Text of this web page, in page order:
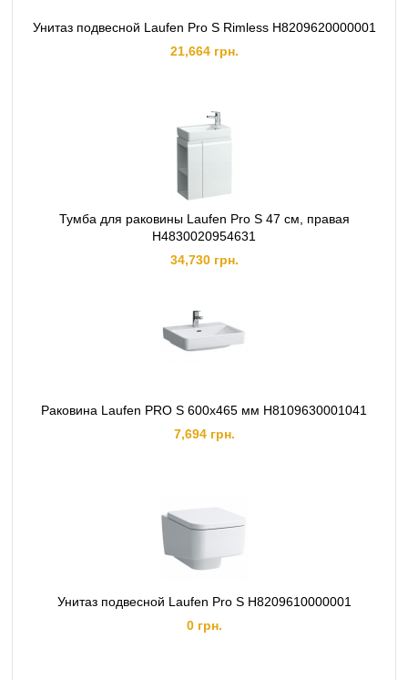
Унитаз подвесной Laufen Pro S Rimless H8209620000001
21,664 грн.
Тумба для раковины Laufen Pro S 47 см, правая
H4830020954631
34,730 грн.
Раковина Laufen PRO S 600х465 мм H8109630001041
7,694 грн.
Унитаз подвесной Laufen Pro S H8209610000001
0 грн.